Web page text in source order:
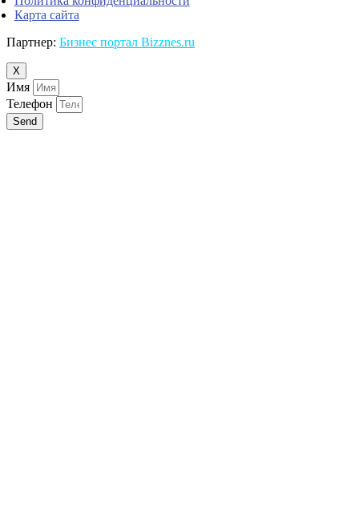
Карта сайта
Партнер: Бизнес портал Bizznes.ru
X
Имя
Телефон
Send